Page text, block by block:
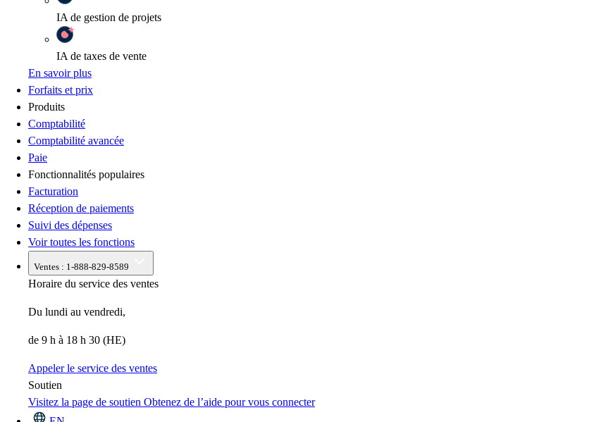
IA de gestion de projets
IA de taxes de vente
En savoir plus
Forfaits et prix
Produits
Comptabilité
Comptabilité avancée
Paie
Fonctionnalités populaires
Facturation
Réception de paiements
Suivi des dépenses
Voir toutes les fonctions
Ventes : 1-888-829-8589
Horaire du service des ventes
Du lundi au vendredi,
de 9 h à 18 h 30 (HE)
Appeler le service des ventes
Soutien
Visitez la page de soutien Obtenez de l’aide pour vous connecter